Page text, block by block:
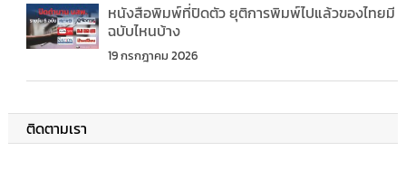
หนังสือพิมพ์ที่ปิดตัว ยุติการพิมพ์ไปแล้วของไทยมี
ฉบับไหนบ้าง
19 กรกฎาคม 2026
ติดตามเรา